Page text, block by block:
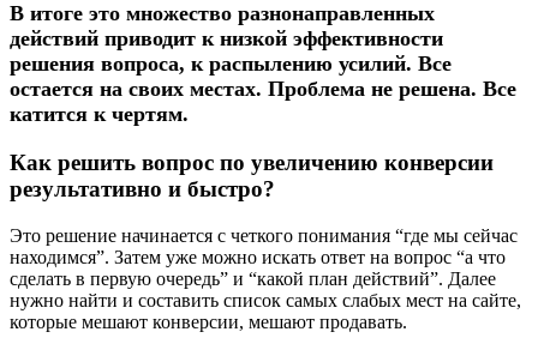
В итоге это множество разнонаправленных
действий приводит к низкой эффективности
решения вопроса, к распылению усилий. Все
остается на своих местах. Проблема не решена. Все
катится к чертям.
Как решить вопрос по увеличению конверсии
результативно и быстро?
Это решение начинается с четкого понимания “где мы сейчас
находимся”. Затем уже можно искать ответ на вопрос “а что
сделать в первую очередь” и “какой план действий”. Далее
нужно найти и составить список самых слабых мест на сайте,
которые мешают конверсии, мешают продавать.